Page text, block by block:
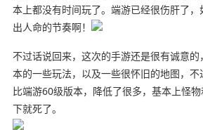
本上都没有时间玩了。端游已经很伤肝了
出人命的节奏啊！
不过话说回来，这次的手游还是很有诚意
本的一些玩法，以及一些很怀旧的地图，
比端游60级版本，降低了很多，基本上怪
下就死了。